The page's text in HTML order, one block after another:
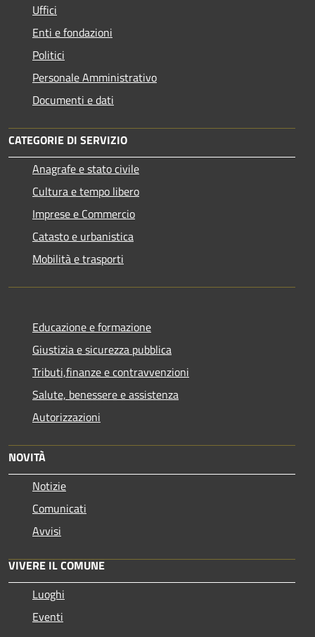
Uffici
Enti e fondazioni
Politici
Personale Amministrativo
Documenti e dati
CATEGORIE DI SERVIZIO
Anagrafe e stato civile
Cultura e tempo libero
Imprese e Commercio
Catasto e urbanistica
Mobilità e trasporti
Educazione e formazione
Giustizia e sicurezza pubblica
Tributi,finanze e contravvenzioni
Salute, benessere e assistenza
Autorizzazioni
NOVITÀ
Notizie
Comunicati
Avvisi
VIVERE IL COMUNE
Luoghi
Eventi